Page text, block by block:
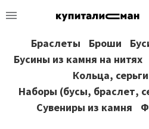
Браслеты Броши
Бусины из камня на нитях
Кольца, серьги
Наборы (бусы, браслет,
Сувениры из камня